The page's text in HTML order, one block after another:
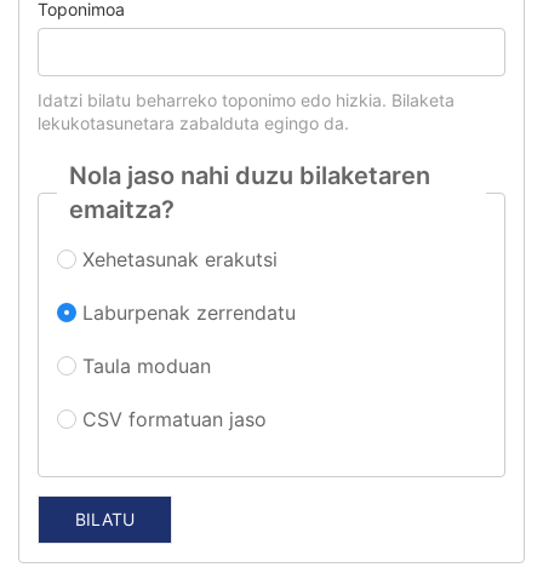
Toponimoa
Idatzi bilatu beharreko toponimo edo hizkia. Bilaketa
lekukotasunetara zabalduta egingo da.
Nola jaso nahi duzu bilaketaren
emaitza?
Xehetasunak erakutsi
Laburpenak zerrendatu
Taula moduan
CSV formatuan jaso